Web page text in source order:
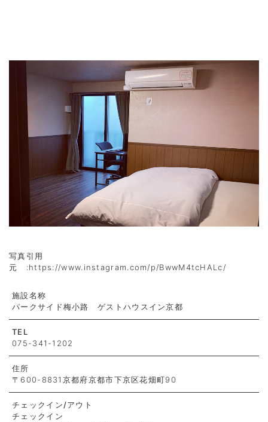
写真引用
元 :https://www.instagram.com/p/BwwM4tcHALc/
施設名称
パークサイド梅小路 ゲストハウスイン京都
TEL
075-341-1202
住所
〒600-8831京都府京都市下京区花畑町90
チェックイン/アウト
チェックイン